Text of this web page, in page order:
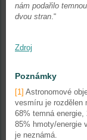
nám podařilo
dvou stran.“
Zdroj
Poznámky
[1] Astronomové
vesmíru je rozdělen
68% temná
85% hmoty/energie
je neznámá.